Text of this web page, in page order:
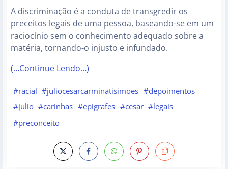
A discriminação é a conduta de transgredir os
preceitos legais de uma pessoa, baseando-se em um
raciocínio sem o conhecimento adequado sobre a
matéria, tornando-o injusto e infundado.
(…Continue Lendo…)
#racial #juliocesarcarminatisimoes #depoimentos
#julio #carinhas #epigrafes #cesar #legais
#preconceito